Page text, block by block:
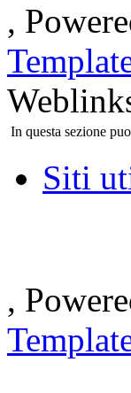
,
In questa sezione
Siti
,